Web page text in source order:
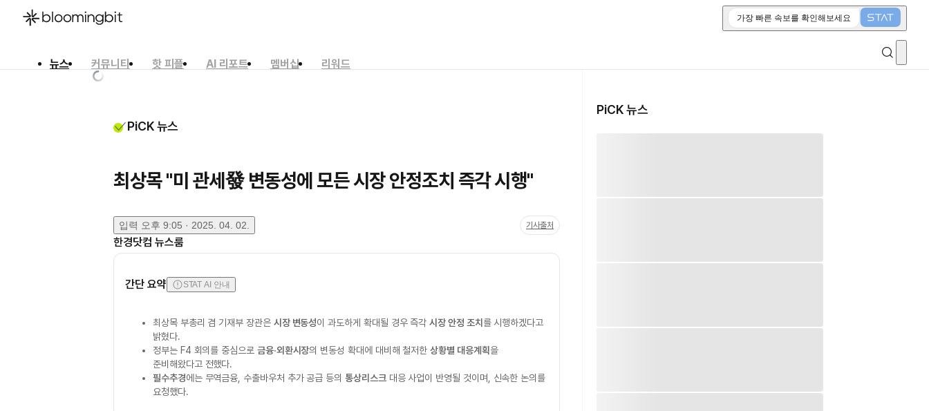
가장 빠른 속보를 확인해보세요
뉴스 커뮤니티 핫 피플 AI 리포트 멤버십
리워드
PiCK 뉴스
최상목 "미 관세發 변동성에 모든 시장 안정조치 즉각 시행"
입력 오후 9:05 · 2025. 04. 02. 기사출처
한경닷컴 뉴스룸
간단 요약 STAT AI 안내
최상목 부총리 겸 기재부 장관은 시장 변동성이 과도하게 확대될 경우 즉각시장 안정 조치 를 시행하겠다고
밝혔다.
정부는 F4 회의를 중심으로 금융·외환시장의 변동성 확대에 대비해 철저한상황별 대응계획을
준비해왔다고 전했다.
필수추경에는 무역금융, 수출바우처 추가 공급 등의통상리스크대응 사업이 반영될 것이며, 신속한 논의를
요청했다.
PiCK 뉴스